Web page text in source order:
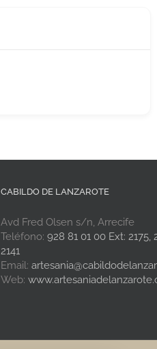
CABILDO DE LANZAROTE
Avd Fred Olsen s/n, Arrecife
Teléfono: 928 81 01 00 Ext: 2175,
2141
Email:
Web: